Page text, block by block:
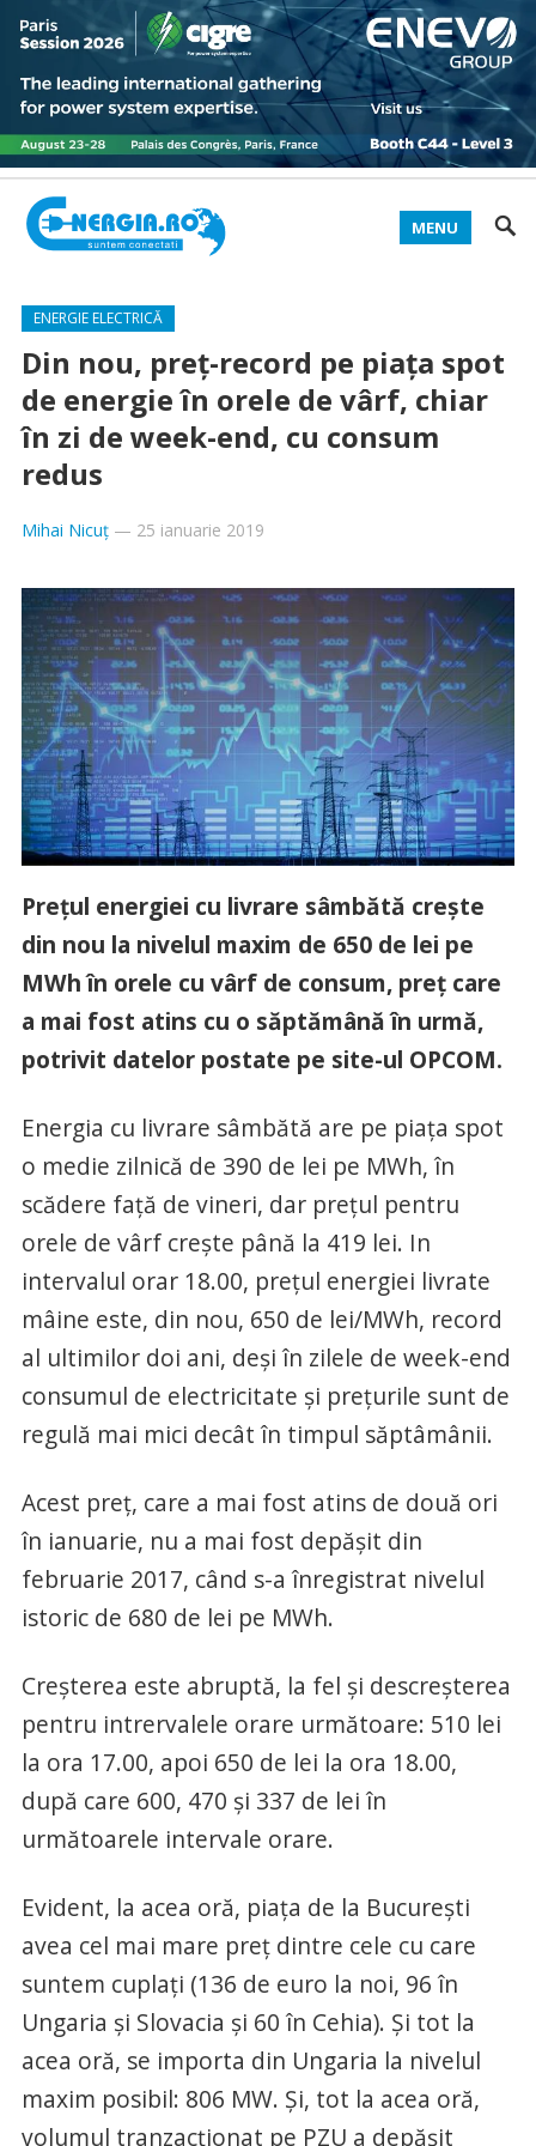
MENU
ENERGIE ELECTRICĂ
Din nou, preţ-record pe piaţa spot
de energie în orele de vârf, chiar
în zi de week-end, cu consum
redus
Mihai Nicuț— 25 ianuarie 2019
Preţul energiei cu livrare sâmbătă creşte
din nou la nivelul maxim de 650 de lei pe
MWh în orele cu vârf de consum, preţ care
a mai fost atins cu o săptămână în urmă,
potrivit datelor postate pe site-ul OPCOM.
Energia cu livrare sâmbătă are pe piaţa spot
o medie zilnică de 390 de lei pe MWh, în
scădere faţă de vineri, dar preţul pentru
orele de vârf creşte până la 419 lei. In
intervalul orar 18.00, preţul energiei livrate
mâine este, din nou, 650 de lei/MWh, record
al ultimilor doi ani, deşi în zilele de week-end
consumul de electricitate şi preţurile sunt de
regulă mai mici decât în timpul săptâmânii.
Acest preţ, care a mai fost atins de două ori
în ianuarie, nu a mai fost depăşit din
februarie 2017, când s-a înregistrat nivelul
istoric de 680 de lei pe MWh.
Creşterea este abruptă, la fel şi descreşterea
pentru intrervalele orare următoare: 510 lei
la ora 17.00, apoi 650 de lei la ora 18.00,
după care 600, 470 şi 337 de lei în
următoarele intervale orare.
Evident, la acea oră, piaţa de la Bucureşti
avea cel mai mare preţ dintre cele cu care
suntem cuplaţi (136 de euro la noi, 96 în
Ungaria şi Slovacia şi 60 în Cehia). Şi tot la
acea oră, se importa din Ungaria la nivelul
maxim posibil: 806 MW. Şi, tot la acea oră,
volumul tranzacţionat pe PZU a depăşit